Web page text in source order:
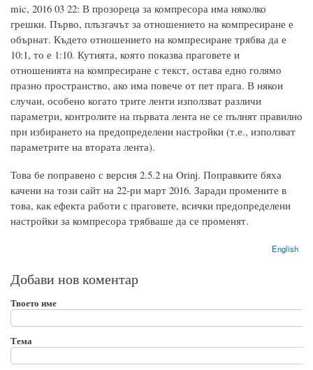
mic, 2016 03 22: В прозореца за компресора има няколко
грешки. Първо, плъзгачът за отношението на компресиране е
обърнат. Където отношението на компресиране трябва да е
10:1, то е 1:10. Кутията, която показва праговете и
отношенията на компресиране с текст, остава едно голямо
празно пространство, ако има повече от пет прага. В някои
случаи, особено когато трите ленти използват различи
параметри, контролите на първата лента не се пълнят правилно
при избирането на предопределени настройки (т.е., използват
параметрите на втората лента).
Това бе поправено с версия 2.5.2 на Orinj. Поправките бяха
качени на този сайт на 22-ри март 2016. Заради промените в
това, как ефекта работи с праговете, всички предопределени
настройки за компресора трябваше да се променят.
English
Добави нов коментар
Твоето име
Тема